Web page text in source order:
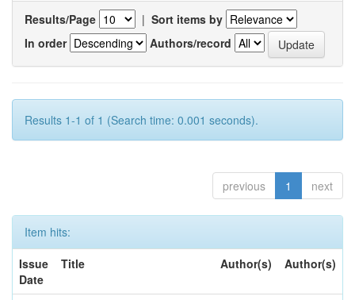
Results/Page | Sort items by
In order
Authors/record
Results 1-1 of 1 (Search time: 0.001 seconds).
previous 1 next
Item hits:
Issue
Date
Title Author(s) Author(s)